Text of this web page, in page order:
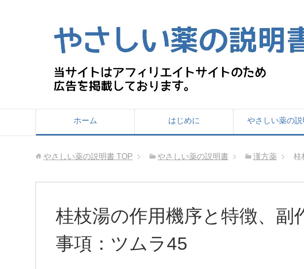
ホーム はじめに やさしい薬の説
やさしい薬の説明書 TOP やさしい薬の説明書 漢方薬 桂
桂枝湯の作用機序と特徴、副
事項：ツムラ45